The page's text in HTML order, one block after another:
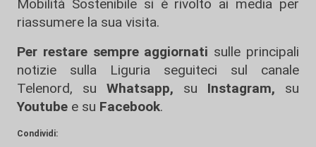
Mobilità Sostenibile si è rivolto ai media per
riassumere la sua visita.
Per restare sempre aggiornati sulle principali
notizie sulla Liguria seguiteci sul canale
Telenord, su
Whatsapp, su Instagram, su
Youtube e su Facebook.
Condividi: